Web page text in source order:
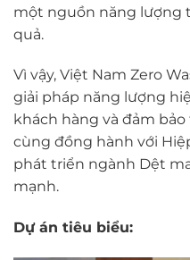
một nguồn năng lượng
quả.
Vì vậy, Việt Nam Zero
giải pháp năng lượng
khách hàng và đảm
cùng đồng hành với
phát triển ngành Dệt
mạnh.
Dự án tiêu biểu: